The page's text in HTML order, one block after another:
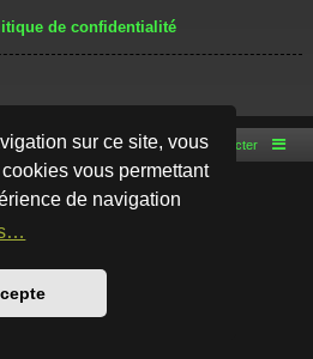
sur ce site, vous
vous permettant
de navigation
de confidentialité
Nous contacter
® Forum Software © phpBB Limited
officielle